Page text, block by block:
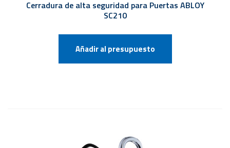
Cerradura de alta seguridad para Puertas ABLOY
SC210
Añadir al presupuesto